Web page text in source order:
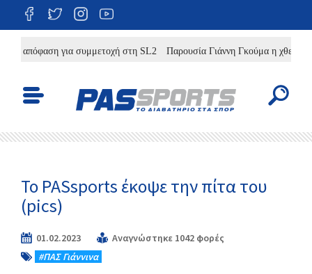
απόφαση για συμμετοχή στη SL2 Παρουσία Γιάννη Γκούμα η χθεσινή
Το PASsports έκοψε την πίτα του
(pics)
01.02.2023
Αναγνώστηκε 1042 φορές
#ΠΑΣ Γιάννινα